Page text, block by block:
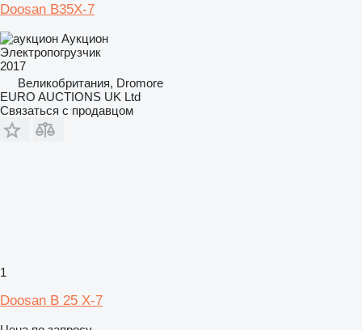
Doosan B35X-7
Аукцион
Электропогрузчик
2017
Великобритания, Dromore
EURO AUCTIONS UK Ltd
Связаться с продавцом
1
Doosan B 25 X-7